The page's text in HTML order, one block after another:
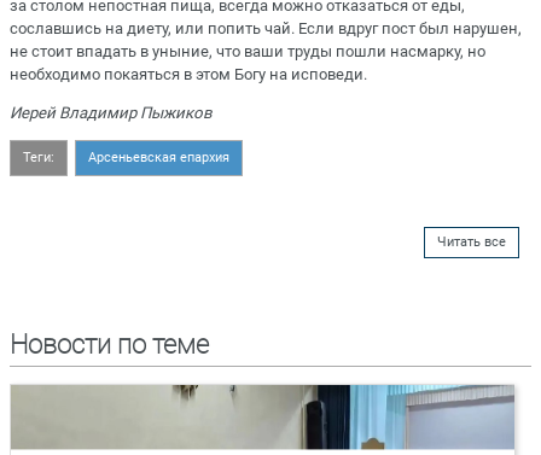
за столом непостная пища, всегда можно отказаться от еды,
сославшись на диету, или попить чай. Если вдруг пост был нарушен,
не стоит впадать в уныние, что ваши труды пошли насмарку, но
необходимо покаяться в этом Богу на исповеди.
Иерей Владимир Пыжиков
Теги: Арсеньевская епархия
Читать все
Новости по теме